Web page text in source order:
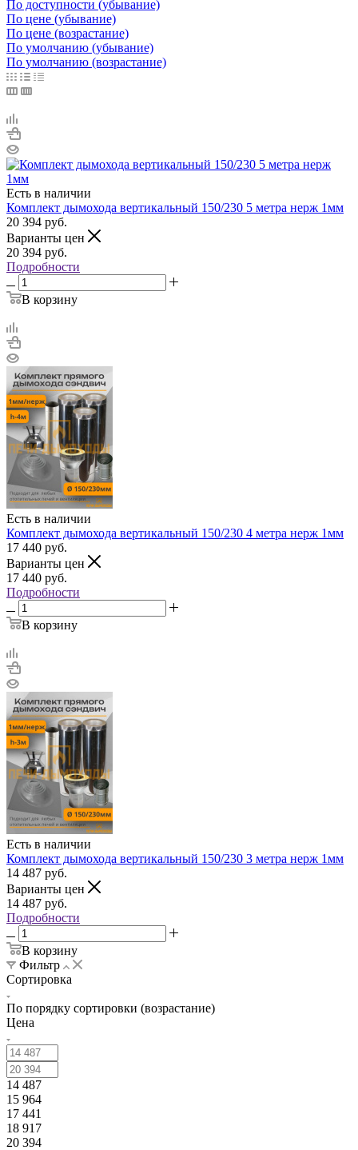
По доступности (убывание)
По цене (убывание)
По цене (возрастание)
По умолчанию (убывание)
По умолчанию (возрастание)
Есть в наличии
Комплект дымохода вертикальный 150/230 5 метра нерж 1мм
20 394 руб.
Варианты цен
20 394 руб.
Подробности
В корзину
Есть в наличии
Комплект дымохода вертикальный 150/230 4 метра нерж 1мм
17 440 руб.
Варианты цен
17 440 руб.
Подробности
В корзину
Есть в наличии
Комплект дымохода вертикальный 150/230 3 метра нерж 1мм
14 487 руб.
Варианты цен
14 487 руб.
Подробности
В корзину
Фильтр
Сортировка
По порядку сортировки (возрастание)
Цена
14 487
15 964
17 441
18 917
20 394